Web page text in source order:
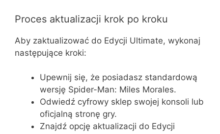
Proces aktualizacji krok po kroku
Aby zaktualizować do Edycji Ultimate, wykonaj
następujące kroki:
Upewnij się, że posiadasz standardową
wersję Spider-Man: Miles Morales.
Odwiedź cyfrowy sklep swojej konsoli lub
oficjalną stronę gry.
Znajdź opcję aktualizacji do Edycji